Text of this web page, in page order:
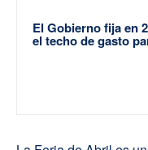
El Gobierno fija en
el techo de gasto